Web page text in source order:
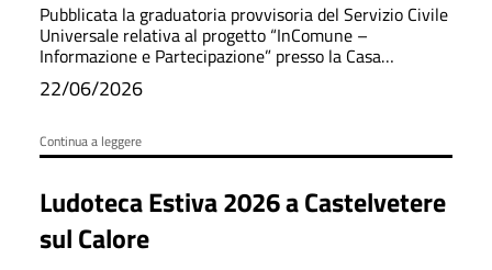
Pubblicata la graduatoria provvisoria del Servizio Civile
Universale relativa al progetto “InComune –
Informazione e Partecipazione” presso la Casa
Comunale.
22/06/2026
Continua a leggere
Ludoteca Estiva 2026 a Castelvetere
sul Calore